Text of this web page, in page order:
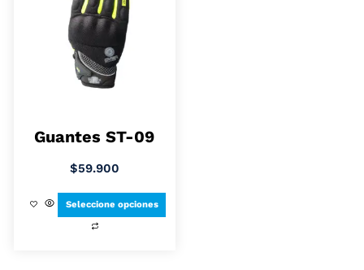
Guantes ST-09
$59.900
Seleccione opciones